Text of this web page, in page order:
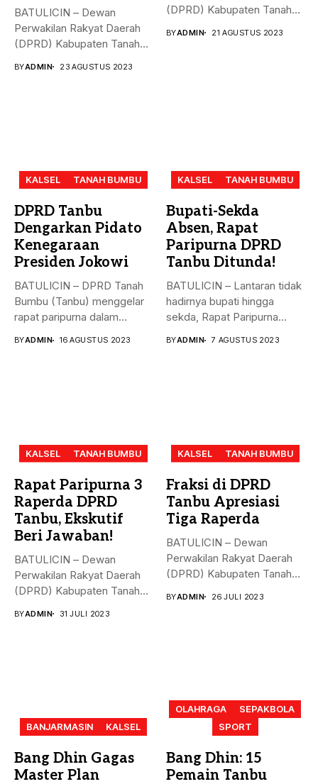
BATULICIN – Dewan
Perwakilan Rakyat Daerah
(DPRD) Kabupaten Tanah
BYADMIN 23 AGUSTUS 2023
(DPRD) Kabupaten Tanah
BYADMIN 21 AGUSTUS 2023
KALSEL TANAH BUMBU
DPRD Tanbu
Dengarkan Pidato
Kenegaraan
Presiden Jokowi
BATULICIN – DPRD Tanah
Bumbu (Tanbu) menggelar
rapat paripurna dalam
BYADMIN 16 AGUSTUS 2023
KALSEL TANAH BUMBU
Bupati-Sekda
Absen, Rapat
Paripurna DPRD
Tanbu Ditunda!
BATULICIN – Lantaran tidak
hadirnya bupati hingga
sekda, Rapat Paripurna
BYADMIN 7 AGUSTUS 2023
KALSEL TANAH BUMBU
Rapat Paripurna 3
Raperda DPRD
Tanbu, Ekskutif
Beri Jawaban!
BATULICIN – Dewan
Perwakilan Rakyat Daerah
(DPRD) Kabupaten Tanah
BYADMIN 31 JULI 2023
KALSEL TANAH BUMBU
Fraksi di DPRD
Tanbu Apresiasi
Tiga Raperda
BATULICIN – Dewan
Perwakilan Rakyat Daerah
(DPRD) Kabupaten Tanah
BYADMIN 26 JULI 2023
BANJARMASIN KALSEL
Bang Dhin Gagas
Master Plan
OLAHRAGA
SEPAKBOLA
SPORT
Bang Dhin: 15
Pemain Tanbu